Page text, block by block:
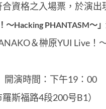
資格之入場票，於演
～Hacking PHANTASM～
＆榊原YUI Live！
演時間：下午19：00
斯福路4段200号B1）